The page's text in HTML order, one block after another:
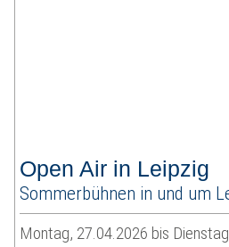
Open Air in Leipzig
Sommerbühnen in und um
Montag, 27.04.2026 bis